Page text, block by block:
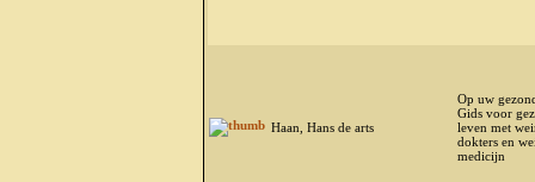
Haan, Hans de arts
Op uw
Gids voor
leven met
dokters en
medicijn